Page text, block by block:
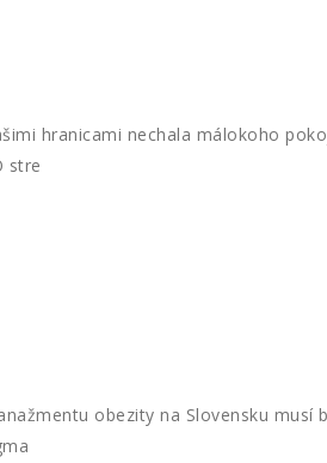
hranicami nechala málokoho
stre
obezity na Slovensku